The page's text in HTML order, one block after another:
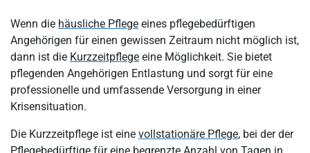
Wenn die häusliche Pflege eines pflegebedürftigen
Angehörigen für einen gewissen Zeitraum nicht möglich ist,
dann ist die Kurzzeitpflege eine Möglichkeit. Sie bietet
pflegenden Angehörigen Entlastung und sorgt für eine
professionelle und umfassende Versorgung in einer
Krisensituation.
Die Kurzzeitpflege ist eine vollstationäre Pflege, bei der der